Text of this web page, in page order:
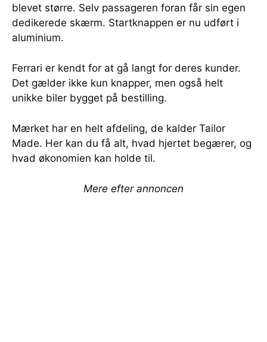
blevet større. Selv passageren foran får sin egen
dedikerede skærm. Startknappen er nu udført i
aluminium.
Ferrari er kendt for at gå langt for deres kunder.
Det gælder ikke kun knapper, men også helt
unikke biler bygget på bestilling.
Mærket har en helt afdeling, de kalder Tailor
Made. Her kan du få alt, hvad hjertet begærer, og
hvad økonomien kan holde til.
Mere efter annoncen